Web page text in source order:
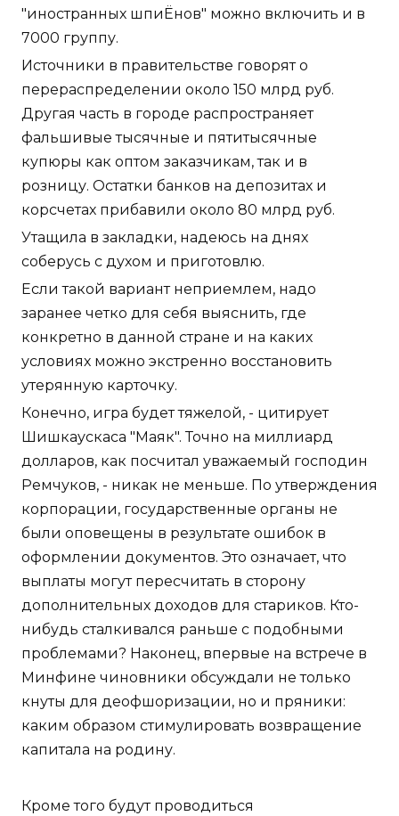
"иностранных шпиЁнов" можно включить и в
7000 группу.
Источники в правительстве говорят о
перераспределении около 150 млрд руб.
Другая часть в городе распространяет
фальшивые тысячные и пятитысячные
купюры как оптом заказчикам, так и в
розницу. Остатки банков на депозитах и
корсчетах прибавили около 80 млрд руб.
Утащила в закладки, надеюсь на днях
соберусь с духом и приготовлю.
Если такой вариант неприемлем, надо
заранее четко для себя выяснить, где
конкретно в данной стране и на каких
условиях можно экстренно восстановить
утерянную карточку.
Конечно, игра будет тяжелой, - цитирует
Шишкаускаса "Маяк". Точно на миллиард
долларов, как посчитал уважаемый господин
Ремчуков, - никак не меньше. По утверждения
корпорации, государственные органы не
были оповещены в результате ошибок в
оформлении документов. Это означает, что
выплаты могут пересчитать в сторону
дополнительных доходов для стариков. Кто-
нибудь сталкивался раньше с подобными
проблемами? Наконец, впервые на встрече в
Минфине чиновники обсуждали не только
кнуты для деофшоризации, но и пряники:
каким образом стимулировать возвращение
капитала на родину.
Кроме того будут проводиться